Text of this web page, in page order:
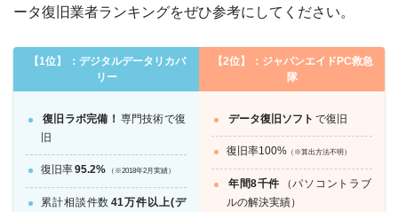
ータ復旧業者ランキングをぜひ参考にしてください。
【1位】
：デジタルデータリカバ
リー
復旧ラボ完備！ 専門技術で復
旧
復旧率95.2% （※2018年2月実績）
累計相談件数 41万件以上(デ
【2位】
：ジャパンエイドPC救急
隊
データ復旧ソフト で復旧
復旧率100% （※算出方法不明）
年間8千件
（パソコントラブ
ルの解決実績）